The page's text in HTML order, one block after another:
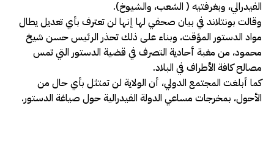
الفيدرالي، وبغرفتيه ( الشعب، والشيوخ).
وقالت بونتلاند في بيان صحفي لها إنها لن تعترف بأي تعديل يطال
مواد الدستور المؤقت، وبناء على ذلك تحذر الرئيس حسن شيخ
محمود، من مغبة أحادية التصرف في قضية الدستور التي تمس
مصالح كافة الأطراف في البلاد.
كما أبلغت المجتمع الدولي، أن الولاية لن تمتثل بأي حال من
الأحول، بمخرجات مساعي الدولة الفيدرالية حول صياغة الدستور.